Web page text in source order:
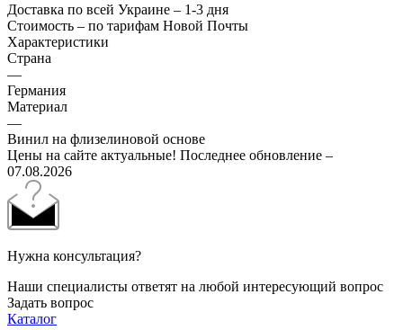
Доставка по всей Украине – 1-3 дня
Стоимость – по тарифам Новой Почты
Характеристики
Страна
—
Германия
Материал
—
Винил на флизелиновой основе
Цены на сайте актуальные! Последнее обновление –
07.08.2026
Нужна консультация?
Наши специалисты ответят на любой интересующий вопрос
Задать вопрос
Каталог